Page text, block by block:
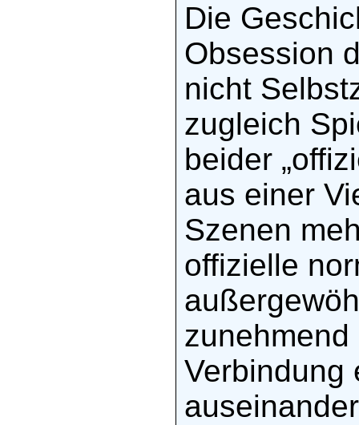
Die
Obsession
nicht
zugleich
beider
aus einer
Szenen
offizielle
Verbindung